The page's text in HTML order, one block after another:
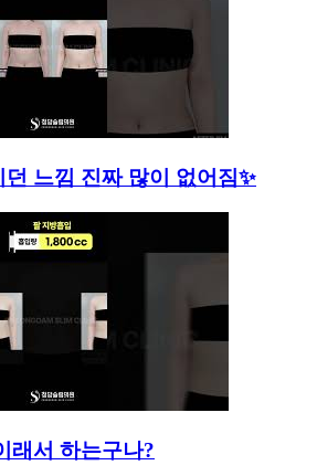
느낌 진짜 많이 없어짐✨
래서 하는구나?